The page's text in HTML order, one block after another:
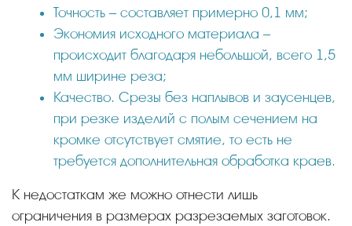
Точность – составляет примерно 0,1 мм;
Экономия исходного материала –
происходит благодаря небольшой, всего 1,5
мм ширине реза;
Качество. Срезы без наплывов и заусенцев,
при резке изделий с полым сечением на
кромке отсутствует смятие, то есть не
требуется дополнительная обработка краев.
К недостаткам же можно отнести лишь
ограничения в размерах разрезаемых заготовок.